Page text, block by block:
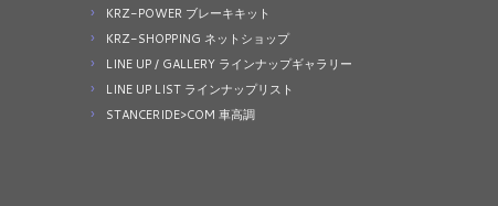
KRZ-POWER ブレーキキット
KRZ-SHOPPING ネットショップ
LINE UP / GALLERY ラインナップギャラリー
LINE UP LIST ラインナップリスト
STANCERIDE>COM 車高調